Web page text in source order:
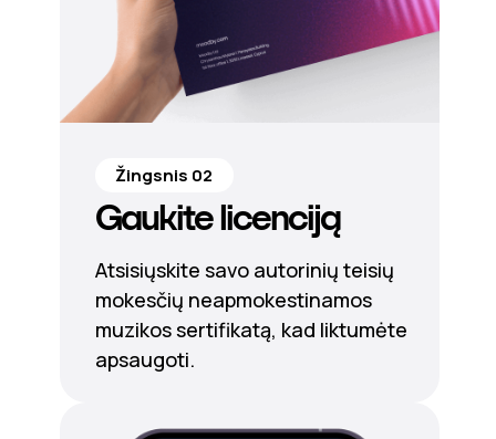
Gaukite licenciją
Atsisiųskite savo autorinių teisių
mokesčių neapmokestinamos
muzikos sertifikatą, kad liktumėte
apsaugoti.
Žingsnis 02